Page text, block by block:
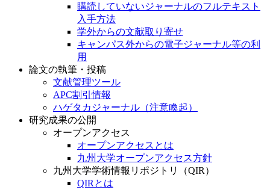
購読していないジャーナルのフルテキスト
入手方法
学外からの文献取り寄せ
キャンパス外からの電子ジャーナル等の利
用
論文の執筆・投稿
文献管理ツール
APC割引情報
ハゲタカジャーナル（注意喚起）
研究成果の公開
オープンアクセス
オープンアクセスとは
九州大学オープンアクセス方針
九州大学学術情報リポジトリ（QIR）
QIRとは